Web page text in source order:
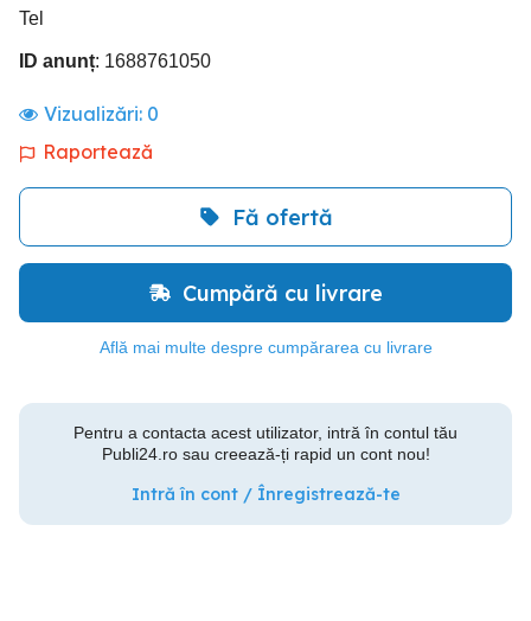
Tel
ID anunț: 1688761050
Vizualizări: 0
Raportează
Fă ofertă
Cumpără cu livrare
Află mai multe despre cumpărarea cu livrare
Pentru a contacta acest utilizator, intră în contul tău
Publi24.ro sau creează-ți rapid un cont nou!
Intră în cont / Înregistrează-te